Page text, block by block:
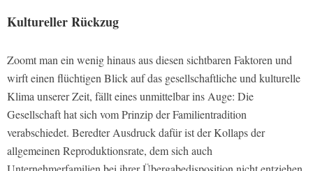
Kultureller Rückzug
Zoomt man ein wenig hinaus aus diesen sichtbaren Faktoren und
wirft einen flüchtigen Blick auf das gesellschaftliche und kulturelle
Klima unserer Zeit, fällt eines unmittelbar ins Auge: Die
Gesellschaft hat sich vom Prinzip der Familientradition
verabschiedet. Beredter Ausdruck dafür ist der Kollaps der
allgemeinen Reproduktionsrate, dem sich auch